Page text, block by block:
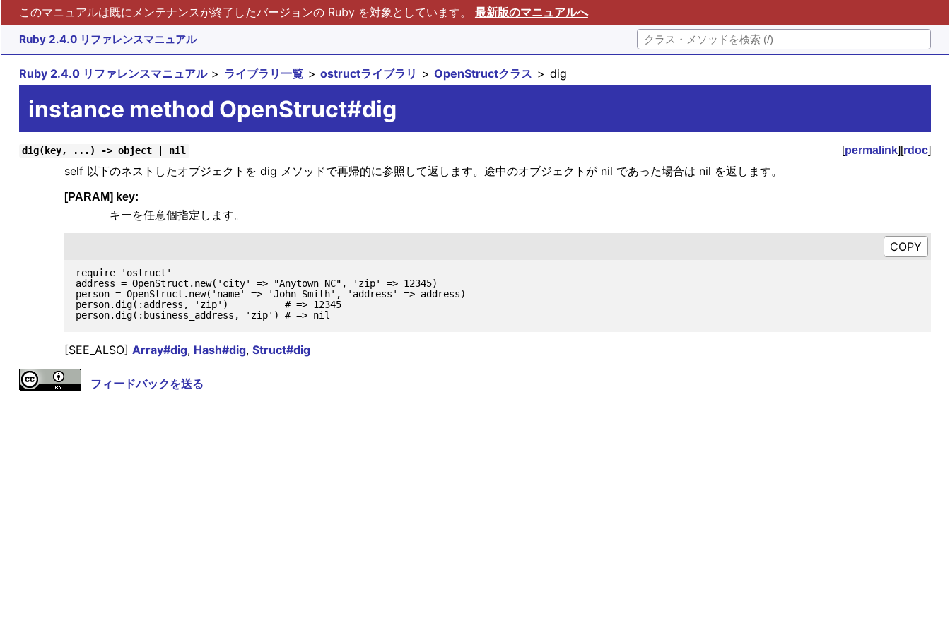
このマニュアルは既にメンテナンスが終了したバージョンの Ruby を対象としています。 最新版のマニュアルへ
Ruby 2.4.0 リファレンスマニュアル
Ruby 2.4.0 リファレンスマニュアル ライブラリ一覧 ostructライブラリ OpenStructクラス dig
instance method OpenStruct#dig
dig(key, ...) -> object | nil [permalink][rdoc]
self 以下のネストしたオブジェクトを dig メソッドで再帰的に参照して返します。途中のオブジェクトが nil であった場合は nil を返します。
[PARAM] key:
キーを任意個指定します。
require 'ostruct'
address = OpenStruct.new('city' => "Anytown NC", 'zip' => 12345)
person = OpenStruct.new('name' => 'John Smith', 'address' => address)
person.dig(:address, 'zip')          # => 12345
[SEE_ALSO] Array#dig, Hash#dig, Struct#dig
フィードバックを送る